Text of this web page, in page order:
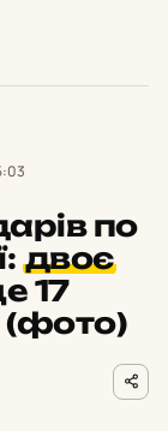
по
двоє
17
(фото)